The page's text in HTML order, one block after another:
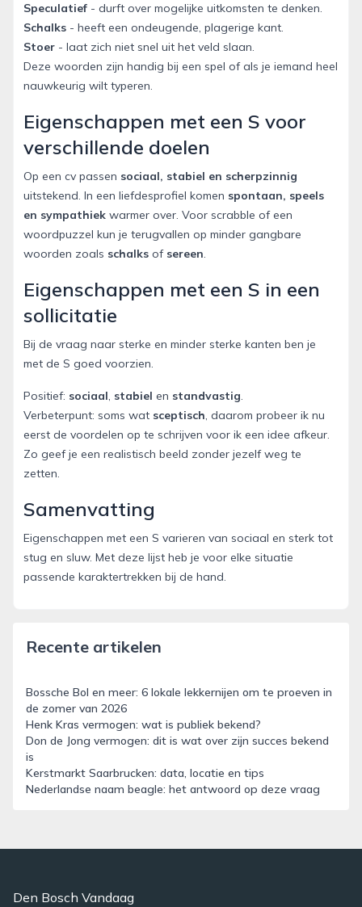
Speculatief - durft over mogelijke uitkomsten te denken.
Schalks - heeft een ondeugende, plagerige kant.
Stoer - laat zich niet snel uit het veld slaan.
Deze woorden zijn handig bij een spel of als je iemand heel
nauwkeurig wilt typeren.
Eigenschappen met een S voor
verschillende doelen
Op een cv passen sociaal, stabiel en scherpzinnig
uitstekend. In een liefdesprofiel komen spontaan, speels
en sympathiek warmer over. Voor scrabble of een
woordpuzzel kun je terugvallen op minder gangbare
woorden zoals schalks of sereen.
Eigenschappen met een S in een
sollicitatie
Bij de vraag naar sterke en minder sterke kanten ben je
met de S goed voorzien.
Positief: sociaal, stabiel en standvastig.
Verbeterpunt: soms wat sceptisch, daarom probeer ik nu
eerst de voordelen op te schrijven voor ik een idee afkeur.
Zo geef je een realistisch beeld zonder jezelf weg te
zetten.
Samenvatting
Eigenschappen met een S varieren van sociaal en sterk tot
stug en sluw. Met deze lijst heb je voor elke situatie
passende karaktertrekken bij de hand.
Recente artikelen
Bossche Bol en meer: 6 lokale lekkernijen om te proeven in
de zomer van 2026
Henk Kras vermogen: wat is publiek bekend?
Don de Jong vermogen: dit is wat over zijn succes bekend
is
Kerstmarkt Saarbrucken: data, locatie en tips
Nederlandse naam beagle: het antwoord op deze vraag
Den Bosch Vandaag